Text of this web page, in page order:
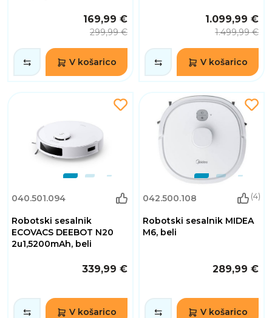
169,99 €
299,99 €
V košarico
1.099,99 €
1.499,99 €
V košarico
040.501.094
Robotski sesalnik
ECOVACS DEEBOT N20
2u1,5200mAh, beli
339,99 €
V košarico
042.500.108 (4)
Robotski sesalnik MIDEA
M6, beli
289,99 €
V košarico